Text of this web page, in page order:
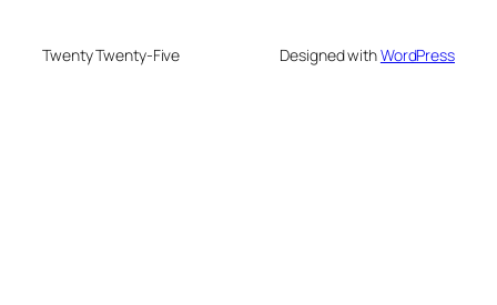
Twenty Twenty-Five Designed withWordPress